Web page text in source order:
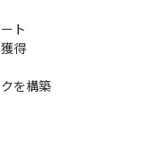
ト
得
を構築